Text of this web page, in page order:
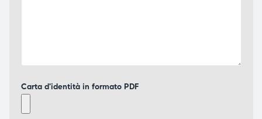
Carta d'identità in formato PDF